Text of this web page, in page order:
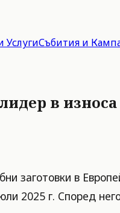
УслугиСъбития и
в
заготовки в
2025 г. Според